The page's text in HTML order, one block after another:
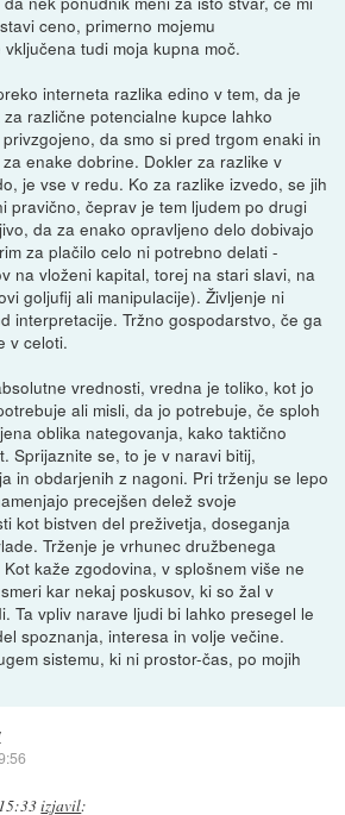
ceno, primerno mojemu
tudi moja kupna moč.
interneta razlika edino v tem, da je
različne potencialne kupce lahko
da smo si pred trgom enaki in
enake dobrine. Dokler za razlike v
je vse v redu. Ko za razlike izvedo, se jih
pravično, čeprav je tem ljudem po drugi
da za enako opravljeno delo dobivajo
za plačilo celo ni potrebno delati -
na vloženi kapital, torej na stari slavi, na
goljufij ali manipulacije). Življenje ni
interpretacije. Tržno gospodarstvo, če ga
v celoti.
vrednosti, vredna je toliko, kot jo
ali misli, da jo potrebuje, če sploh
oblika nategovanja, kako taktično
Sprijaznite se, to je v naravi bitij,
in obdarjenih z nagoni. Pri trženju se lepo
precejšen delež svoje
kot bistven del preživetja, doseganja
Trženje je vrhunec družbenega
kaže zgodovina, v splošnem više ne
kar nekaj poskusov, ki so žal v
Ta vpliv narave ljudi bi lahko presegel le
spoznanja, interesa in volje večine.
sistemu, ki ni prostor-čas, po mojih
izjavil: